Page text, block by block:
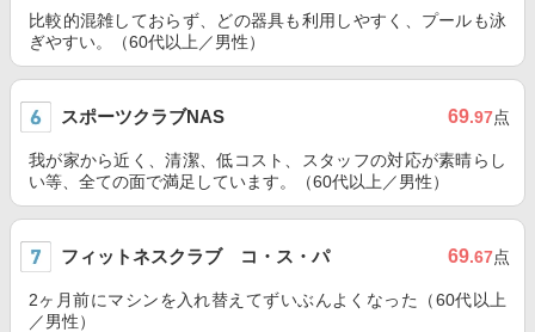
比較的混雑しておらず、どの器具も利用しやすく、プールも泳
ぎやすい。（60代以上／男性）
スポーツクラブNAS 69.97点
我が家から近く、清潔、低コスト、スタッフの対応が素晴らし
い等、全ての面で満足しています。（60代以上／男性）
フィットネスクラブ コ・ス・パ 69.67点
2ヶ月前にマシンを入れ替えてずいぶんよくなった（60代以上
／男性）